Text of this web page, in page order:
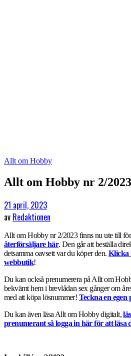
Allt om Hobby
Allt om Hobby nr 2/2023
21 april, 2023
av Redaktionen
Allt om Hobby nr 2/2023 finns nu ute till
återförsäljare här. Den går att beställa
detsamma oavsett var du köper den. Klicka
webbutik!
Du kan också prenumerera på Allt om
bekvämt hem i brevlådan sex gånger om
med att köpa lösnummer! Teckna en
Du kan även läsa Allt om Hobby digitalt,
prenumerant så logga in här för att läsa